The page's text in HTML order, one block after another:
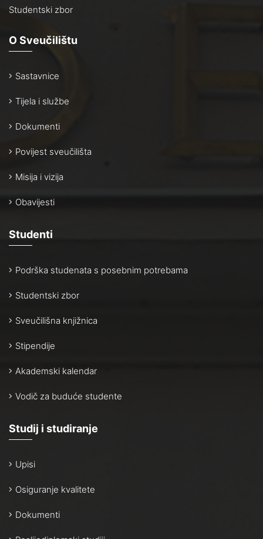
Studentski zbor
O Sveučilištu
Sastavnice
Tijela i službe
Dokumenti
Povijest sveučilišta
Misija i vizija
Obavijesti
Studenti
Podrška studenata s posebnim potrebama
Studentski zbor
Sveučilišna knjižnica
Stipendije
Akademski kalendar
Vodič za buduće studente
Studij i studiranje
Upisi
Osiguranje kvalitete
Dokumenti